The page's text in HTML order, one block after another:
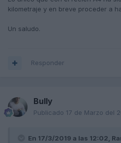
kilometraje y en breve proceder a
Un saludo.
Responder
Bully
Publicado 17 de Marzo del
En 17/3/2019 a las 12:02,